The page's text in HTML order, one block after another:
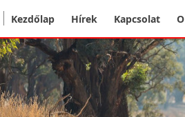
Kezdőlap Hírek Kapcsolat